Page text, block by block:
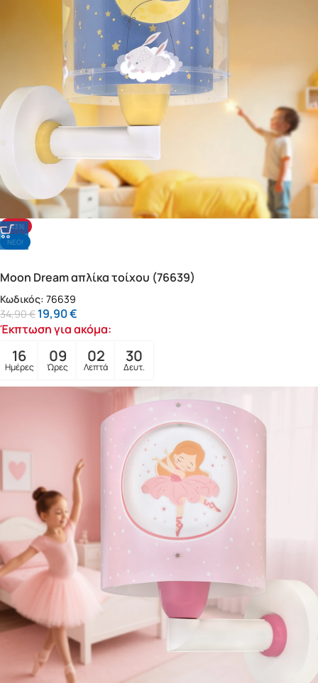
-43%
NΕΟ!
Moon Dream απλίκα τοίχου (76639)
Κωδικός: 76639
34,90€ 19,90€
Έκπτωση για ακόμα:
16
Ημέρες
09
Ώρες
02
Λεπτά
28
Δευτ.